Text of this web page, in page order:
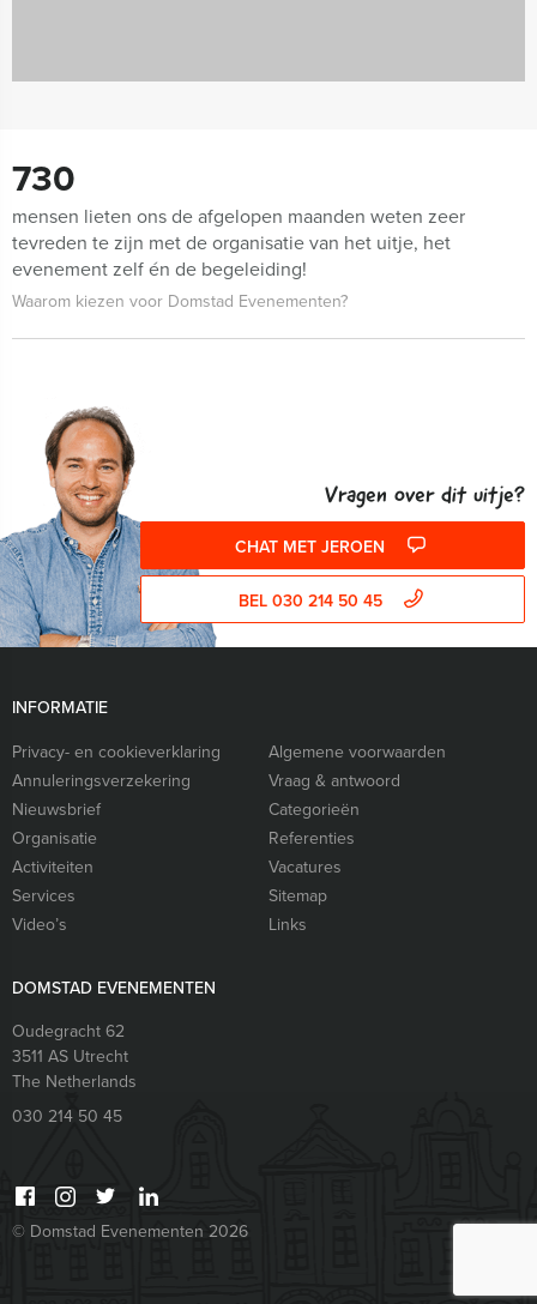
730
mensen lieten ons de afgelopen maanden weten zeer
tevreden te zijn met de organisatie van het uitje, het
evenement zelf én de begeleiding!
Waarom kiezen voor Domstad Evenementen?
Vragen over dit uitje?
CHAT MET JEROEN
BEL 030 214 50 45
INFORMATIE
Privacy- en cookieverklaring
Algemene voorwaarden
Annuleringsverzekering
Vraag & antwoord
Nieuwsbrief
Categorieën
Organisatie
Referenties
Activiteiten
Vacatures
Services
Sitemap
Video’s
Links
DOMSTAD EVENEMENTEN
Oudegracht 62
3511 AS Utrecht
The Netherlands
030 214 50 45
© Domstad Evenementen 2026